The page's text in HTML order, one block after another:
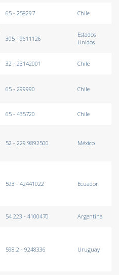
65 - 258297 Chile
305 - 9611126
Estados
Unidos
32 - 23142001 Chile
65 - 299990 Chile
65 - 435720 Chile
52 - 229 9892500 México
593 - 42441022 Ecuador
54 223 - 4100470 Argentina
598 2 - 9248336 Uruguay